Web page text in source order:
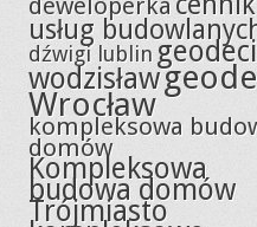
deweloperka
usług
dźwigi lublingeodeci
wodzisław
Wrocław
kompleksowa
domów
Kompleksowa
budowa domów
Trójmiasto